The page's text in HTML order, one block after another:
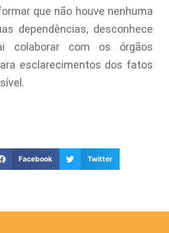
que não houve nenhuma
dependências, desconhece
colaborar com os órgãos
esclarecimentos dos fatos
Facebook Twitter